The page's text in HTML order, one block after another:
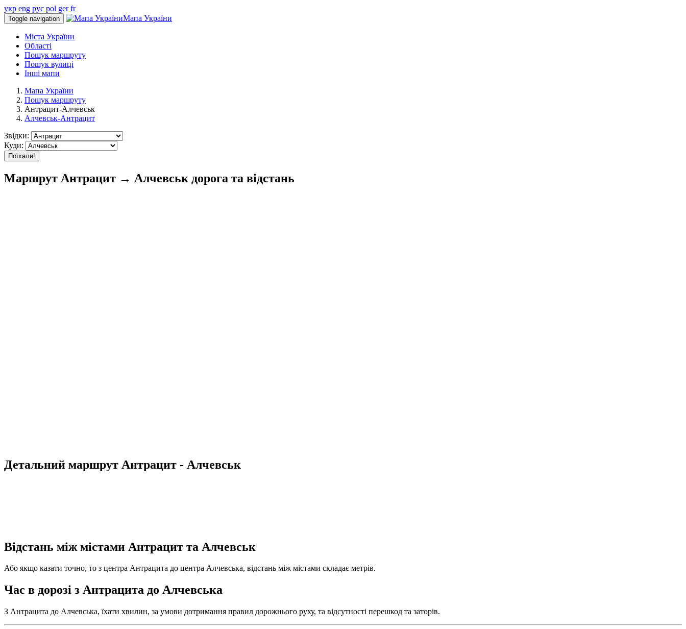
укр eng рус pol ger fr
Toggle navigation Мапа України
Міста України
Області
Пошук маршруту
Пошук вулиці
Інші мапи
Мапа України
Пошук маршруту
Антрацит-Алчевськ
Алчевськ-Антрацит
Звідки:
Куди:
Поїхали!
Маршрут Антрацит → Алчевськ дорога та відстань
Детальний маршрут Антрацит - Алчевськ
Відстань між містами Антрацит та Алчевськ
Або якщо казати точно, то з центра Антрацита до центра Алчевська, відстань між містами складає метрів.
Час в дорозі з Антрацита до Алчевська
З Антрацита до Алчевська, їхати хвилин, за умови дотримання правил дорожнього руху, та відсутності перешкод та заторів.